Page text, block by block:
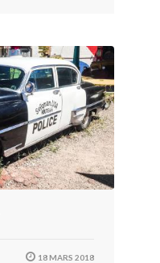
18 MARS 2018